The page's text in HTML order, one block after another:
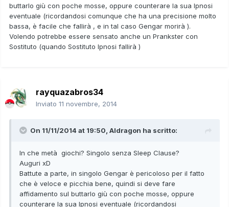
buttarlo giù con poche mosse, oppure counterare la sua Ipnosi
eventuale (ricordandosi comunque che ha una precisione molto
bassa, è facile che fallirà , e in tal caso Gengar morirà ).
Volendo potrebbe essere sensato anche un Prankster con
Sostituto (quando Sostituto Ipnosi fallirà )
rayquazabros34
Inviato 11 novembre, 2014
On 11/11/2014 at 19:50, Aldragon ha scritto:
In che metà giochi? Singolo senza Sleep Clause?
Auguri xD
Battute a parte, in singolo Gengar è pericoloso per il fatto
che è veloce e picchia bene, quindi si deve fare
affidamento sul buttarlo giù con poche mosse, oppure
counterare la sua Ipnosi eventuale (ricordandosi